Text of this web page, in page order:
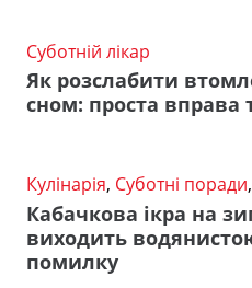
Суботній лікар
Як розслабити
сном: проста вправа
Кулінарія, Суботні поради,
Кабачкова ікра на
виходить
помилку